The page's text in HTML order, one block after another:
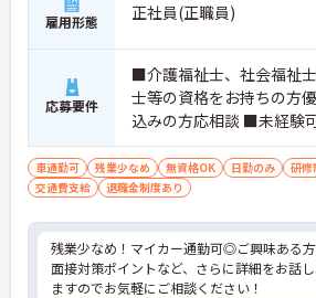
雇用形態 正社員(正職員)
応募要件
■介護福祉士、社会福祉
士等の資格をお持ちの方
込みの方応相談 ■未経験
転免許（AT限定可）
車通勤可 残業少なめ 無資格OK 日勤のみ 研修
交通費支給
退職金制度あり
残業少なめ！マイカー通勤可◎ご興味ある方
面接対策ポイントなど、さらに詳細をお話
ますのでお気軽にご相談ください！